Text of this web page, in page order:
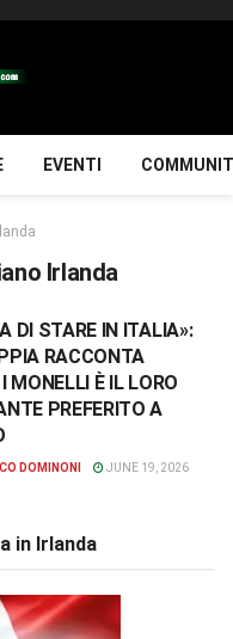
EVENTI
Irlanda
DI STARE IN ITALIA»:
RACCONTA
MONELLI È IL LORO
PREFERITO A
DOMINONI JUNE 19, 2026
in Irlanda